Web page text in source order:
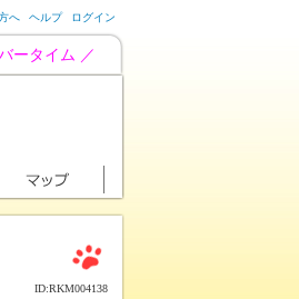
へ ヘルプ ログイン
ータイム ／
ID:RKM004138